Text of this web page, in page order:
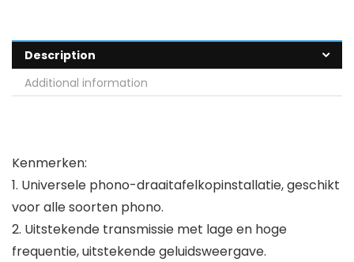
Description
Additional information
Kenmerken:
1. Universele phono-draaitafelkopinstallatie, geschikt
voor alle soorten phono.
2. Uitstekende transmissie met lage en hoge
frequentie, uitstekende geluidsweergave.